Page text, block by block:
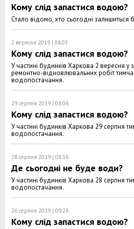
Кому слід запастися водою?
Стало відомо, хто сьогодні залишиться
2 вересня 2019 | 08:03
Кому слід запастися водою?
У частині будинків Харкова 2 вересня у
ремонтно-відновлювальних робіт
водопостачання.
29 серпня 2019 | 08:06
Кому слід запастися водою?
У частині будинків Харкова 29 серпня
водопостачання.
28 серпня 2019 | 08:36
Де сьогодні не буде води?
У частині будинків Харкова 28 серпня
водопостачання.
26 серпня 2019 | 09:26
Кому слід запастися водою?